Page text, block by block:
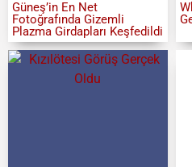
Güneş’in En Net
Fotoğrafında Gizemli
Plazma Girdapları Keşfedildi